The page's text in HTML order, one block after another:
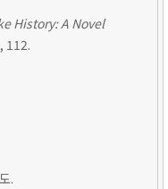
History: A Novel
112.
.